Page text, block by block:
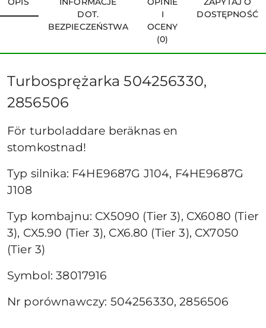
DOT.
BEZPIECZEŃSTWA
I
OCENY
(0)
DOSTĘPNOŚĆ
Turbosprężarka 504256330,
2856506
För turboladdare beräknas en
stomkostnad!
Typ silnika: F4HE9687G J104, F4HE9687G
J108
Typ kombajnu: CX5090 (Tier 3), CX6080 (Tier
3), CX5.90 (Tier 3), CX6.80 (Tier 3), CX7050
(Tier 3)
Symbol: 38017916
Nr porównawczy: 504256330, 2856506